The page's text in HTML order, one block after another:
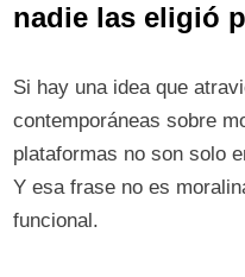
nadie las eligió
Si hay una idea que
contemporáneas sobre
plataformas no son solo
Y esa frase no es
funcional.